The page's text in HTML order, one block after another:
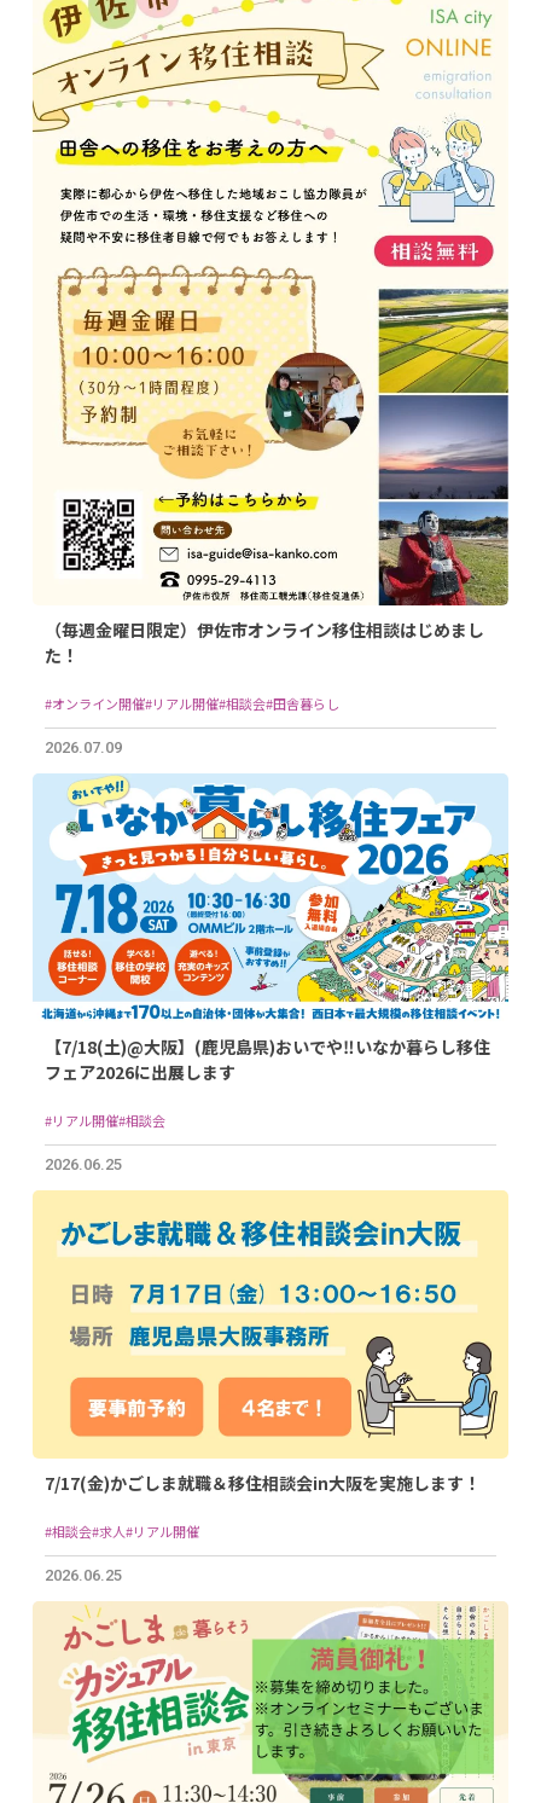
（毎週金曜日限定）伊佐市オンライン移住相談はじめまし
た！
#オンライン開催#リアル開催#相談会#田舎暮らし
2026.07.09
【7/18(土)@大阪】(鹿児島県)おいでや‼いなか暮らし移住
フェア2026に出展します
#リアル開催#相談会
2026.06.25
7/17(金)かごしま就職＆移住相談会in大阪を実施します！
#相談会#求人#リアル開催
2026.06.25